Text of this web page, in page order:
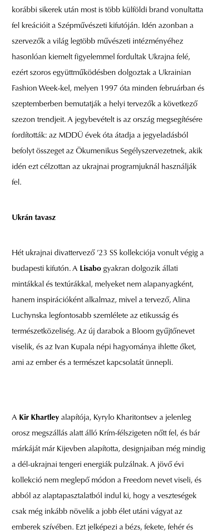
korábbi sikerek után most is több külföldi brand vonultatta
fel kreációit a Szépművészeti kifutóján. Idén azonban a
szervezők a világ legtöbb művészeti intézményéhez
hasonlóan kiemelt figyelemmel fordultak Ukrajna felé,
ezért szoros együttműködésben dolgoztak a Ukrainian
Fashion Week-kel, melyen 1997 óta minden februárban és
szeptemberben bemutatják a helyi tervezők a következő
szezon trendjeit. A jegybevételt is az ország megsegítésére
fordították: az MDDÜ évek óta átadja a jegyeladásból
befolyt összeget az Ökumenikus Segélyszervezetnek, akik
idén ezt célzottan az ukrajnai programjuknál használják
fel.
Ukrán tavasz
Hét ukrajnai divattervező ’23 SS kollekciója vonult végig a
budapesti kifutón. A Lisabo gyakran dolgozik állati
mintákkal és textúrákkal, melyeket nem alapanyagként,
hanem inspirációként alkalmaz, mivel a tervező, Alina
Luchynska legfontosabb szemlélete az etikusság és
természetközeliség. Az új darabok a Bloom gyűjtőnevet
viselik, és az Ivan Kupala népi hagyománya ihlette őket,
ami az ember és a természet kapcsolatát ünnepli.
A Kir Khartley alapítója, Kyrylo Kharitontsev a jelenleg
orosz megszállás alatt álló Krím-félszigeten nőtt fel, és bár
márkáját már Kijevben alapította, designjaiban még mindig
a dél-ukrajnai tengeri energiák pulzálnak. A jövő évi
kollekció nem meglepő módon a Freedom nevet viseli, és
abból az alaptapasztalatból indul ki, hogy a veszteségek
csak még inkább növelik a jobb élet utáni vágyat az
emberek szívében. Ezt jelképezi a bézs, fekete, fehér és